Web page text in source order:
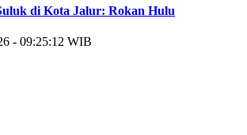
di Kota Jalur: Rokan Hulu
- 09:25:12 WIB